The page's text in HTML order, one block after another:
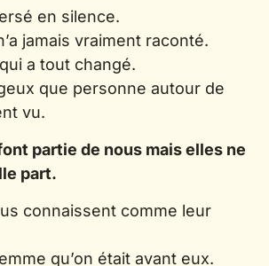
en silence.
jamais vraiment raconté.
a tout changé.
que personne autour de
vu.
partie de nous mais elles ne
part.
connaissent comme leur
qu’on était avant eux.